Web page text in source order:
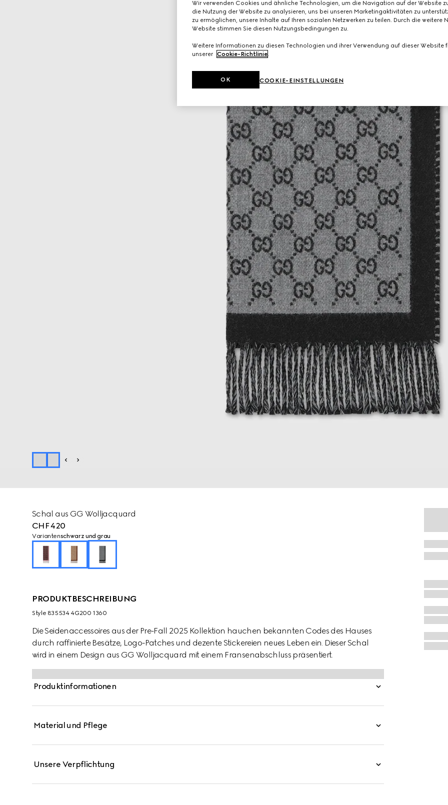
Schal aus GG Wolljacquard
CHF 420
Variantenschwarz und grau
PRODUKTBESCHREIBUNG
Style ‎835534 4G200 1360
Die Seidenaccessoires aus der Pre-Fall 2025 Kollektion hauchen bekannten Codes des Hauses
durch raffinierte Besätze, Logo-Patches und dezente Stickereien neues Leben ein. Dieser Schal
wird in einem Design aus GG Wolljacquard mit einem Fransenabschluss präsentiert.
Produktinformationen
Material und Pflege
Unsere Verpflichtung
Wir verwenden Cookies und ähnliche Technologien, um die Navigation auf der Website
die Nutzung der Website zu analysieren, uns bei unseren Marketingaktivitäten zu
zu ermöglichen, unsere Inhalte auf Ihren sozialen Netzwerken zu teilen. Durch die weitere
Website stimmen Sie diesen Nutzungsbedingungen zu.
Weitere Informationen zu diesen Technologien und ihrer Verwendung auf dieser Website
unserer Cookie-Richtlinie
COOKIE-EINSTELLUNGEN
OK